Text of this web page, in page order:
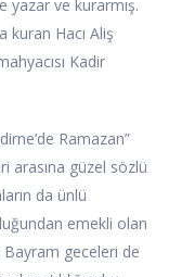
yazar ve kurarmış.
kuran Hacı Aliş
Kadir
Ramazan”
arasına güzel sözlü
da ünlü
emekli olan
Bayram geceleri de